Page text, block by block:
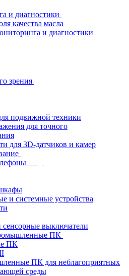
и диагностики
качества масла
и диагностики
зрения
подвижной техники
для точного
для 3D-датчиков и камер
и системные устройства
выключатели
ПК
ПК
ПК для неблагоприятных
среды